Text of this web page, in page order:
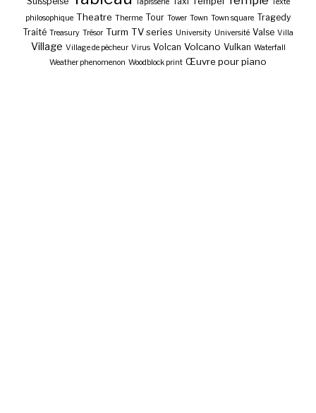
Tapisserie
Texte
philosophique Theatre Therme Tour Tower Town Town square Tragedy
Traité Treasury Trésor Turm TV series University Université Valse Villa
Village Village de pêcheur Virus Volcan Volcano Vulkan Waterfall
Weather phenomenon Woodblock print Œuvre pour piano